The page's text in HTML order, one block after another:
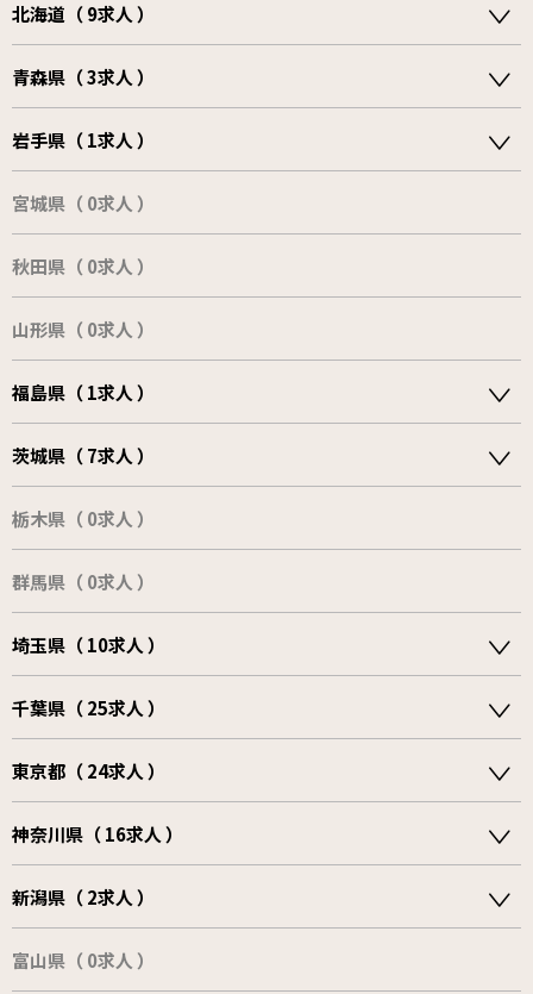
北海道（ 9求人 ）
青森県（ 3求人 ）
岩手県（ 1求人 ）
宮城県（ 0求人 ）
秋田県（ 0求人 ）
山形県（ 0求人 ）
福島県（ 1求人 ）
茨城県（ 7求人 ）
栃木県（ 0求人 ）
群馬県（ 0求人 ）
埼玉県（ 10求人 ）
千葉県（ 25求人 ）
東京都（ 24求人 ）
神奈川県（ 16求人 ）
新潟県（ 2求人 ）
富山県（ 0求人 ）